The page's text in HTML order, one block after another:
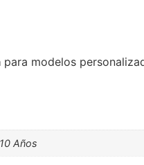
para modelos
Años